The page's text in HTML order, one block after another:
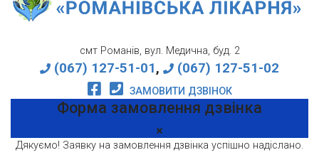
смт Романів, вул. Медична, буд. 2
(067) 127-51-01, (067) 127-51-02
ЗАМОВИТИ ДЗВІНОК
Форма замовлення дзвінка
Дякуємо! Заявку на замовлення дзвінка успішно надіслано.